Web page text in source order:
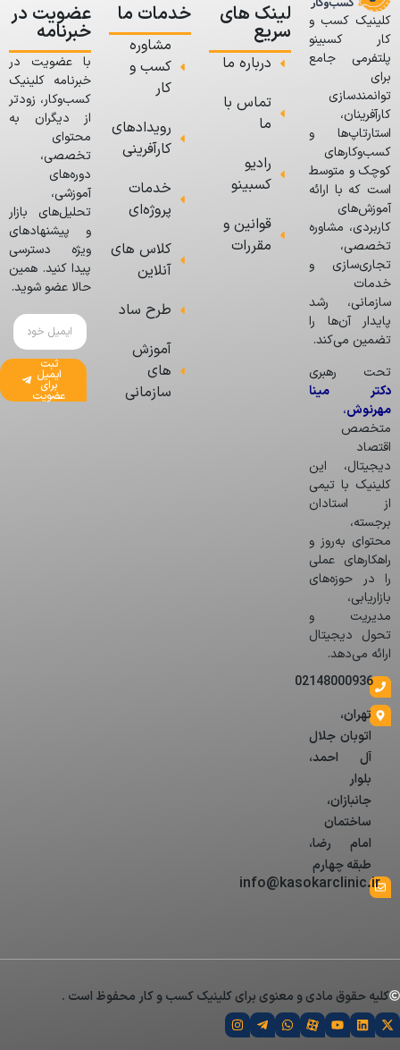
کلینیک کسب و
کار کسبینو
پلتفرمی جامع
برای
توانمندسازی
کارآفرینان،
استارتاپ‌ها و
کسب‌وکارهای
کوچک و متوسط
است که با ارائه
آموزش‌های
کاربردی، مشاوره
تخصصی،
تجاری‌سازی و
خدمات
سازمانی، رشد
پایدار آن‌ها را
تضمین می‌کند.
تحت رهبری
دکتر مینا
مهرنوش،
متخصص
اقتصاد
دیجیتال، این
کلینیک با تیمی
از استادان
برجسته،
محتوای به‌روز و
راهکارهای عملی
را در حوزه‌های
بازاریابی،
مدیریت و
تحول دیجیتال
ارائه می‌دهد.
02148000936
تهران،
اتوبان جلال
آل احمد،
بلوار
جانبازان،
ساختمان
امام رضا،
طبقه چهارم
info@kasokarclinic.ir
لینک های
سریع
درباره ما
تماس با
ما
رادیو
کسبینو
قوانین و
مقررات
خدمات ما
مشاوره
کسب و
کار
رویدادهای
کارآفرینی
خدمات
پروژه‌ای
کلاس های
آنلاین
طرح ساد
آموزش
های
سازمانی
عضویت در
خبرنامه
با عضویت در
خبرنامه کلینیک
کسب‌وکار، زودتر
از دیگران به
محتوای
تخصصی،
دوره‌های
آموزشی،
تحلیل‌های بازار
و پیشنهادهای
ویژه دسترسی
پیدا کنید. همین
حالا عضو شوید.
ثبت
ایمیل
برای
عضویت
کلیه حقوق مادی و معنوی برای کلینیک کسب و کار محفوظ است .